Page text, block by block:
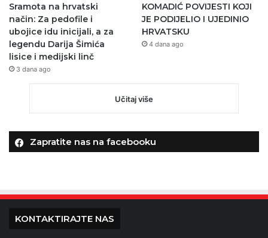
Sramota na hrvatski
način: Za pedofile i
ubojice idu inicijali, a za
legendu Darija Šimića
lisice i medijski linč
3 dana ago
KOMADIĆ POVIJESTI KOJI
JE PODIJELIO I UJEDINIO
HRVATSKU
4 dana ago
Učitaj više
Zapratite nas na facebooku
KONTAKTIRAJTE NAS